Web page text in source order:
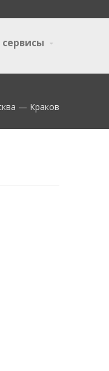
— Краков